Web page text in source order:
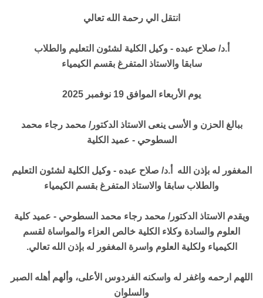
انتقل الي رحمة الله تعالي
أ.د/ صلاح عبده - وكيل الكلية لشئون التعليم والطلاب
سابقا والاستاذ المتفرغ بقسم الكيمياء
يوم الأربعاء الموافق 19 نوفمبر 2025
ببالغ الحزن و الأسى ينعى الاستاذ الدكتور/ محمد رجاء محمد
السطوحي - عميد الكلية
المغفور له بإذن الله أ.د/ صلاح عبده - وكيل الكلية لشئون التعليم
والطلاب سابقا والاستاذ المتفرغ بقسم الكيمياء
ويقدم الاستاذ الدكتور/ محمد رجاء محمد السطوحي - عميد كلية
العلوم والسادة وكلاء الكلية خالص العزاء والمواساة لقسم
الكيمياء ولكلية العلوم واسرة المغفور له بإذن الله تعالي.
اللهم ارحمه واغفر له واسكنه الفردوس الأعلى، وألهم أهله الصبر
والسلوان